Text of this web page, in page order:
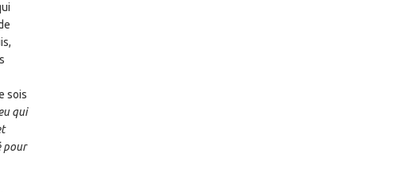
sois
qui
pour